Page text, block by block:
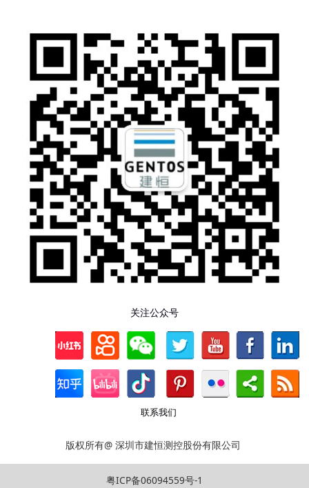
关注公众号
联系我们
版权所有@ 深圳市建恒测控股份有限公司
粤ICP备06094559号-1